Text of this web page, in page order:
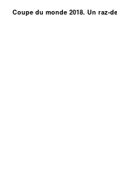
Coupe du monde 2018. Un raz-